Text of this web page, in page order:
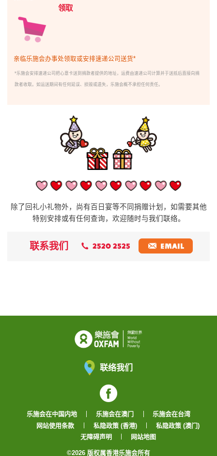
领取
亲临乐施会办事处领取或安排速递公司送货*
*乐施会安排速递公司把心意卡送到捐款者提供的地址，运费由速递公司计算并于送抵后直接向捐
款者收取。如运送期间有任何延误、损毁或遗失，乐施会概不承担任何责任。
除了回礼小礼物外，尚有百日宴等不同捐赠计划，如需要其他
特别安排或有任何查询，欢迎随时与我们联络。
联系我们 2520 2525 EMAIL
联络我们
Facebook
乐施会在中国内地 乐施会在澳门
乐施会在台湾
网站使用条款
私隐政策 (香港)
私隐政策 (澳门)
无障碍声明
网站地图
©2026 版权属香港乐施会所有